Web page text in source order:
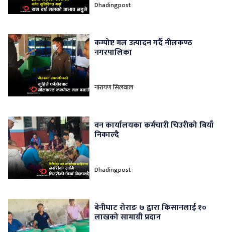
Dhadingpost
कम्पोष्ट मल उत्पादन गर्दै नीलकण्ठ
नगरपालिका
नारायण सिलवाल
वन कार्यालयका कर्मचारी चिउरीको बियाँ
निकाल्दै
Dhadingpost
बेनीघाट रोराङ ७ द्वारा किसानलाई १०
लाखको सामाग्री प्रदान